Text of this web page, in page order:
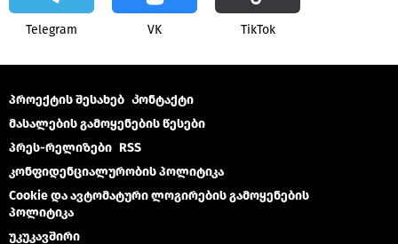
Telegram VK ТikТоk
პროექტის შესახებ Კონტაქტი
მასალების გამოყენების წესები
პრეს-რელიზები RSS
კონფიდენციალურობის პოლიტიკა
Cookie და ავტომატური ლოგირების გამოყენების
პოლიტიკა
უკუკავშირი